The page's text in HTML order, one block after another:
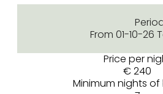
From 01-10-26
Price per
€ 240
Minimum nights